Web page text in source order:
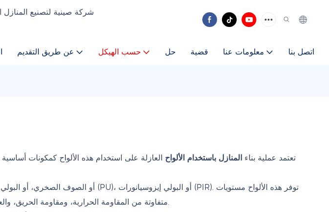
عن طريق التقديم حسب الهيكل حل قضية معلومات عنا اتصل بنا
تعتمد عملية بناء المنازل باستخدام الألواح العازلة على استخدام هذه الألواح كمكونات
متفاوتة من المقاومة الحرارية، ومقاومة الحريق، والعزل الصوتي. كما أن خفة وزن أنظمة الألواح المركبة تقلل من متطلبات الأساسات وتسهل عملية النقل.